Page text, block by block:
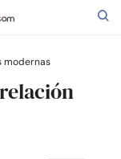
modernas